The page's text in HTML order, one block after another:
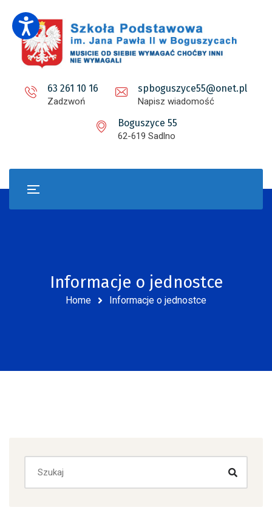
63 261 10 16
Zadzwoń
spboguszyce55@onet.pl
Napisz wiadomość
Boguszyce 55
62-619 Sadlno
Informacje o jednostce
Home Informacje o jednostce